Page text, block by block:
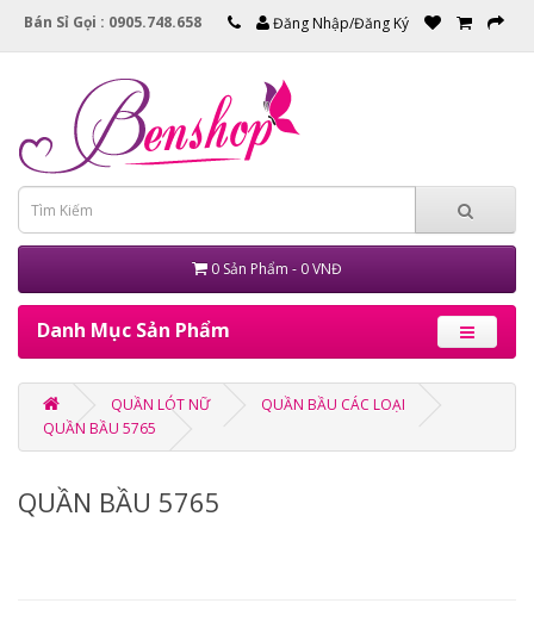
Bán Sỉ Gọi : 0905.748.658 Đăng Nhập/Đăng Ký
0 Sản Phẩm - 0 VNĐ
Danh Mục Sản Phẩm
QUẦN LÓT NỮ
QUẦN BẦU CÁC LOẠI
QUẦN BẦU 5765
QUẦN BẦU 5765